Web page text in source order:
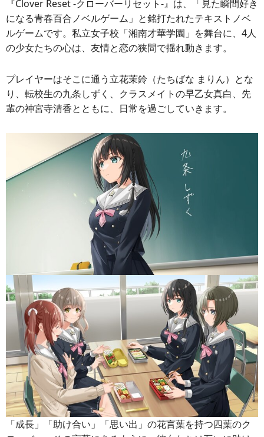
『Clover Reset -クローバーリセット-』は、「見た瞬間好き
になる青春百合ノベルゲーム」と銘打たれたテキストノベ
ルゲームです。私立女子校「湘南才華学園」を舞台に、4人
の少女たちの心は、友情と恋の狭間で揺れ動きます。
プレイヤーはそこに通う立花茉鈴（たちばな まりん）とな
り、転校生の九条しずく、クラスメイトの早乙女真白、先
輩の神宮寺清香とともに、日常を過ごしていきます。
「成長」「助け合い」「思い出」の花言葉を持つ四葉のク